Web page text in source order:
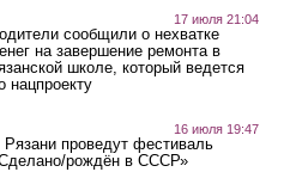
17 июля 21:04
сообщили о нехватке
на завершение ремонта в
школе, который ведется
нацпроекту
16 июля 19:47
Рязани проведут фестиваль
рождён в СССР»